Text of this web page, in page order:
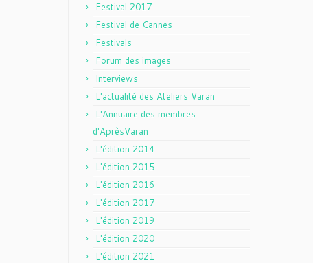
Festival 2017
Festival de Cannes
Festivals
Forum des images
Interviews
L'actualité des Ateliers Varan
L'Annuaire des membres
d'AprèsVaran
L'édition 2014
L'édition 2015
L'édition 2016
L'édition 2017
L'édition 2019
L'édition 2020
L'édition 2021